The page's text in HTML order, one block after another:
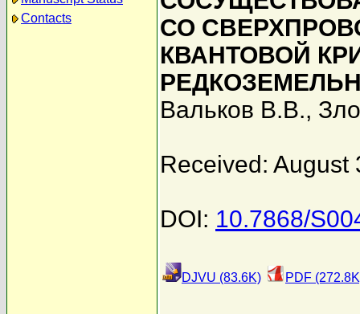
Contacts
СО
КВАНТОВОЙ
Вальков В.В.,
Received: August
DOI: 10.7868/
DJVU (83.6K) PDF